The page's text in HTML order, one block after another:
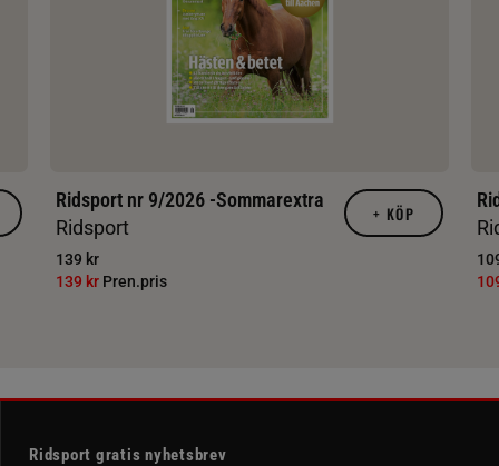
Ridsport nr 9/2026 -Sommarextra
Ridsport
139 kr
139 kr Pren.pris
+ KÖP
Ridsport gratis nyhetsbrev